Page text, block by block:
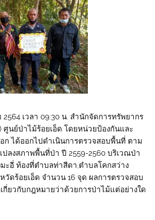
เวลา 09:30 น. สำนักจัดการทรัพยากร
ศูนย์ป่าไม้ร้อยเอ็ด โดยหน่วยป้องกันและ
ได้ออกไปดำเนินการตรวจสอบพื้นที่ ตาม
ปลงสภาพพื้นที่ป่า ปี 2559-2560 บริเวณป่า
ะอี่ ท้องที่ตำบลท่าสีดา,ตำบลโคกสว่าง
วัดร้อยเอ็ด จำนวน 16 จุด ผลการตรวจสอบ
กี่ยวกับกฎหมายว่าด้วยการป่าไม้แต่อย่างใด